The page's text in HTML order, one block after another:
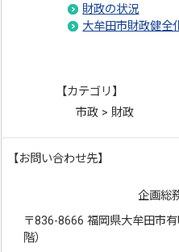
財政の状況
大牟田市財政健全
【カテゴリ】
市政 > 財政
【お問い合わせ先】
企画総
〒836-8666 福岡県大牟田市
階）